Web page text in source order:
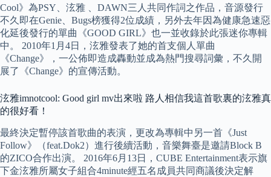
Cool》為PSY、泫雅 、DAWN三人共同作詞之作品，音源發行
不久即在Genie、Bugs榜獲得2位成績，另外去年因為健康急速惡
化延後發行的單曲《GOOD GIRL》也一並收錄於此張迷你專輯
中。 2010年1月4日，泫雅發表了她的首支個人單曲
《Change》，一公佈即造成轟動並成為熱門搜尋詞彙，不久開
展了《Change》的宣傳活動。
泫雅imnotcool: Good girl mv出來啦 路人相信我這首歌裏的泫雅真
的很好看！
最終決定暫停該首歌曲的表演，更改為專輯中另一首《Just
Follow》（feat.Dok2）進行後續活動，音樂舞臺是邀請Block B
的ZICO合作出演。 2016年6月13日，CUBE Entertainment表示旗
下金泫雅所屬女子組合4minute經五名成員共同商議後決定解